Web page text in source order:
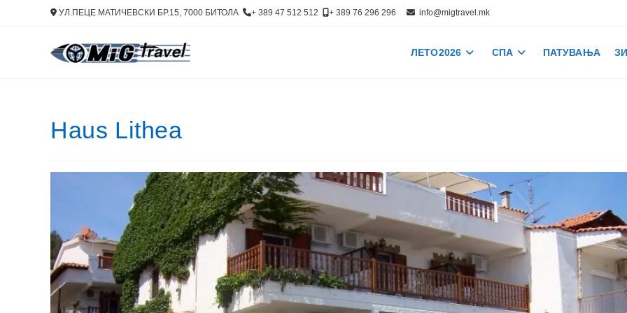
УЛ.ПЕЦЕ МАТИЧЕВСКИ БР.15, 7000 БИТОЛА + 389 47 512 512 + 389 76 296 296 info@migtravel.mk
ЛЕТО 2026 СПА ПАТУВАЊА
Haus Lithea